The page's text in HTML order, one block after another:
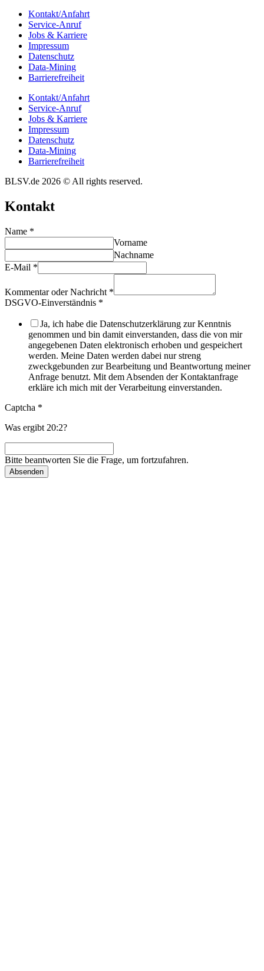
Kontakt/​​Anfahrt
Service-Anruf
Jobs & Karriere
Impres­sum
Daten­schutz
Data-Mining
Barrie­re­frei­heit
Kontakt/​​Anfahrt
Service-Anruf
Jobs & Karriere
Impres­sum
Daten­schutz
Data-Mining
Barrie­re­frei­heit
BLSV.de 2026 © All rights reserved.
Kontakt
Name *
Vorname
Nachname
E-Mail *
Kommentar oder Nachricht *
DSGVO-Einverständnis *
Ja, ich habe die Datenschutzerklärung zur Kenntnis
genommen und bin damit einverstanden, dass die von mir
angegebenen Daten elektronisch erhoben und gespeichert
werden. Meine Daten werden dabei nur streng
zweckgebunden zur Bearbeitung und Beantwortung meiner
Anfrage benutzt. Mit dem Absenden der Kontaktanfrage
erkläre ich mich mit der Verarbeitung einverstanden.
Captcha *
Was ergibt 20:2?
Bitte beantworten Sie die Frage, um fortzufahren.
Absenden